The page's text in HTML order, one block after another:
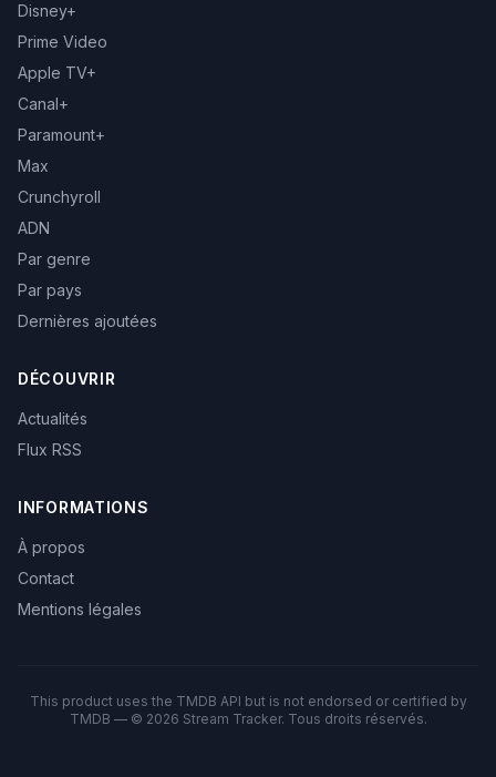
Disney+
Prime Video
Apple TV+
Canal+
Paramount+
Max
Crunchyroll
ADN
Par genre
Par pays
Dernières ajoutées
DÉCOUVRIR
Actualités
Flux RSS
INFORMATIONS
À propos
Contact
Mentions légales
This product uses the TMDB API but is not endorsed or certified by
TMDB — © 2026 Stream Tracker. Tous droits réservés.